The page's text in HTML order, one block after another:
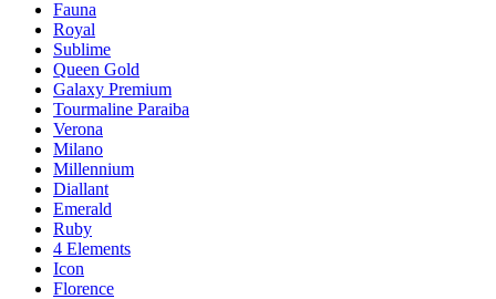
Fauna
Royal
Sublime
Queen Gold
Galaxy Premium
Tourmaline Paraiba
Verona
Milano
Millennium
Diallant
Emerald
Ruby
4 Elements
Icon
Florence